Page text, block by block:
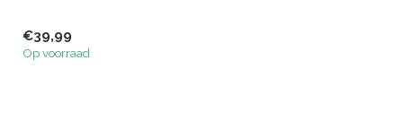
€39,99
Op voorraad